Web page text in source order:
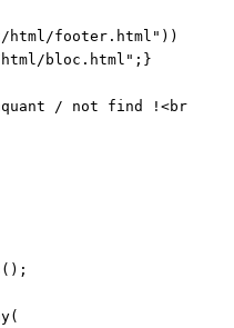
html/footer.html"))
html/bloc.html";}
/ not find !<br